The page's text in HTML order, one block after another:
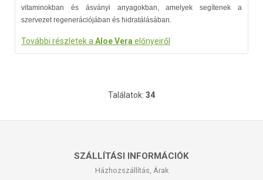
vitaminokban és ásványi anyagokban, amelyek segítenek a
szervezet regenerációjában és hidratálásában.
További részletek a Aloe Vera előnyeiről
Találatok: 34
SZÁLLÍTÁSI INFORMÁCIÓK
Házhozszállítás, Árak